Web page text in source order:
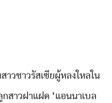
าวชาวรัสเซียผู้หลงใหลใน
สาวฝาแฝด ‘แอนนาเบล